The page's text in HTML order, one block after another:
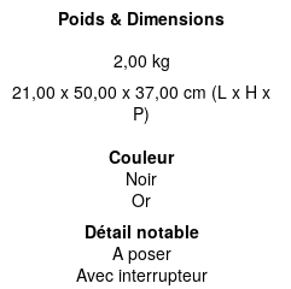
Poids & Dimensions
2,00 kg
21,00 x 50,00 x 37,00 cm (L x H x
P)
Couleur
Noir
Or
Détail notable
A poser
Avec interrupteur